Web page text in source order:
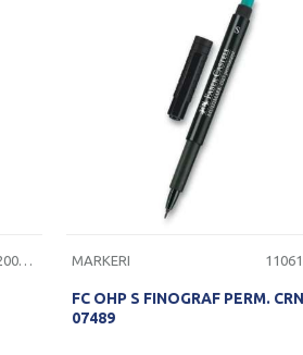
1106182000040 MARKERI
FC OHP S FINOGRAF PERM.
07489